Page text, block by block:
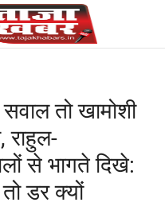
तो खामोशी
राहुल-
से भागते दिखे:
डर क्यों